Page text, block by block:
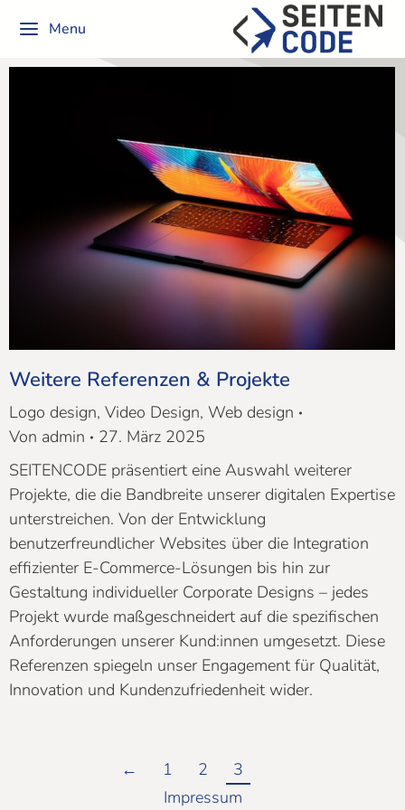
springenMenu
Weitere Referenzen & Projekte
Logo design, Video Design, Web design
Von admin
27. März 2025
SEITENCODE präsentiert eine Auswahl weiterer
Projekte, die die Bandbreite unserer digitalen Expertise
unterstreichen. Von der Entwicklung
benutzerfreundlicher Websites über die Integration
effizienter E-Commerce-Lösungen bis hin zur
Gestaltung individueller Corporate Designs – jedes
Projekt wurde maßgeschneidert auf die spezifischen
Anforderungen unserer Kund:innen umgesetzt. Diese
Referenzen spiegeln unser Engagement für Qualität,
Innovation und Kundenzufriedenheit wider.​
← 1 2
3
Impressum